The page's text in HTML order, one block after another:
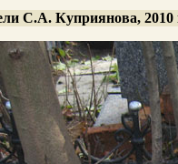
С.А. Куприянова, 2010